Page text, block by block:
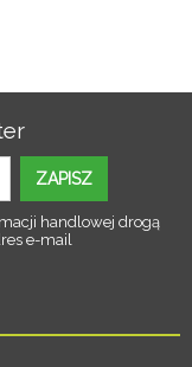
ZAPISZ
handlowej drogą
e-mail